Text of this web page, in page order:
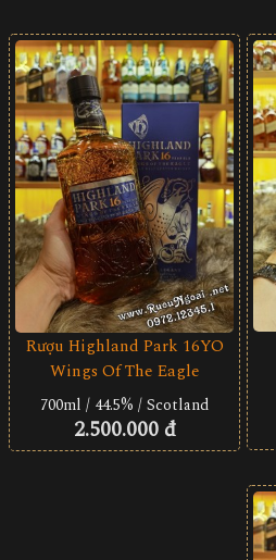
Rượu Highland Park 16YO
Wings Of The Eagle
700ml / 44.5% / Scotland
2.500.000 đ